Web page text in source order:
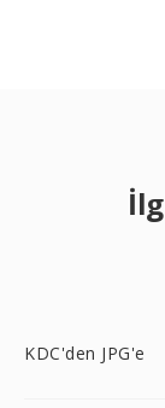
KDC'den JPG'e